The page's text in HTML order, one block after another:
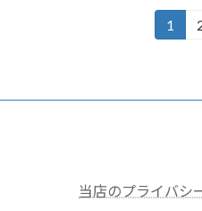
固
1
当店のプライバシ